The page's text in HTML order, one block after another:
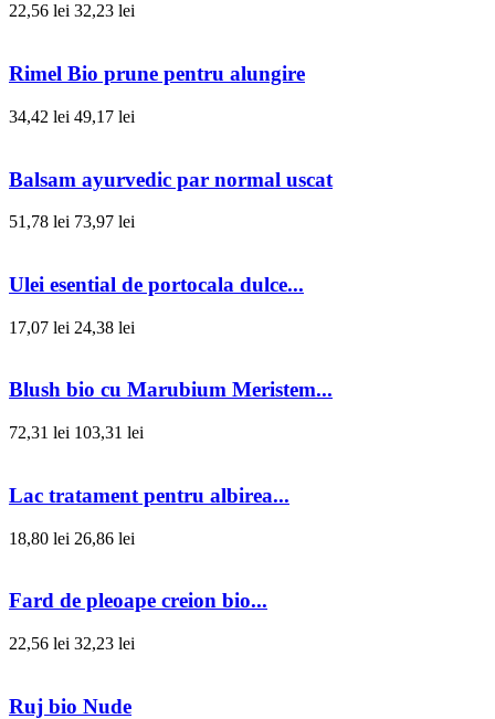
22,56 lei 32,23 lei
Rimel Bio prune pentru alungire
34,42 lei 49,17 lei
Balsam ayurvedic par normal uscat
51,78 lei 73,97 lei
Ulei esential de portocala dulce...
17,07 lei 24,38 lei
Blush bio cu Marubium Meristem...
72,31 lei 103,31 lei
Lac tratament pentru albirea...
18,80 lei 26,86 lei
Fard de pleoape creion bio...
22,56 lei 32,23 lei
Ruj bio Nude